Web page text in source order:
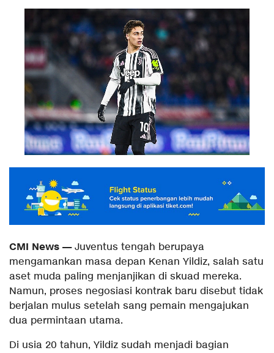
CMI News —Juventus tengah berupaya
mengamankan masa depan Kenan Yildiz, salah satu
aset muda paling menjanjikan di skuad mereka.
Namun, proses negosiasi kontrak baru disebut tidak
berjalan mulus setelah sang pemain mengajukan
dua permintaan utama.
Di usia 20 tahun, Yildiz sudah menjadi bagian